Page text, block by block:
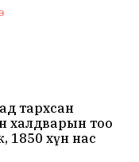
тархсан
халдварын тоо
1850 хүн нас